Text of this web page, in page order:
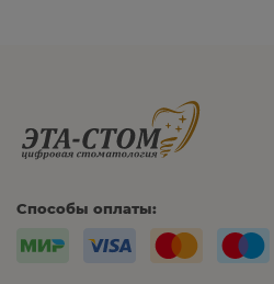
Способы оплаты: